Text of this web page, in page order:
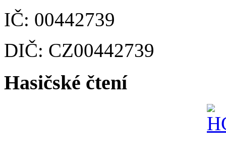
IČ: 00442739
DIČ: CZ00442739
Hasičské čtení